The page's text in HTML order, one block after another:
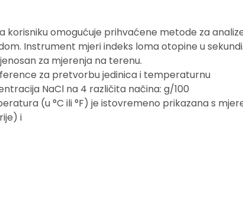
korisniku omogućuje prihvaćene metode za
Instrument mjeri indeks loma otopine u
za mjerenja na terenu.
za pretvorbu jedinica i temperaturnu
NaCl na 4 različita načina: g/100
(u °C ili °F) je istovremeno prikazana s
i